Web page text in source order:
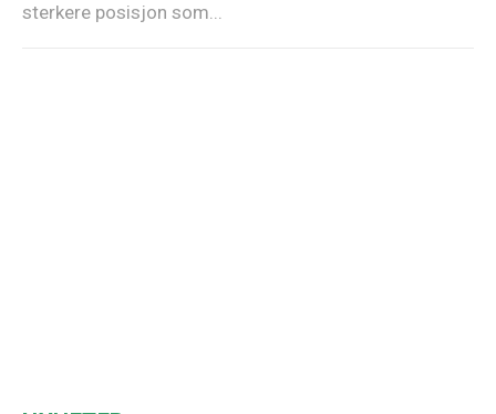
sterkere posisjon som...